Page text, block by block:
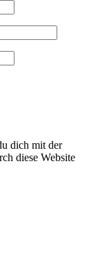
dich mit der
diese Website